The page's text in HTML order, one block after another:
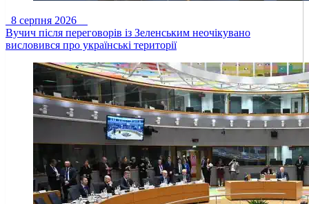
8 серпня 2026
Вучич після переговорів із Зеленським неочікувано
висловився про українські території